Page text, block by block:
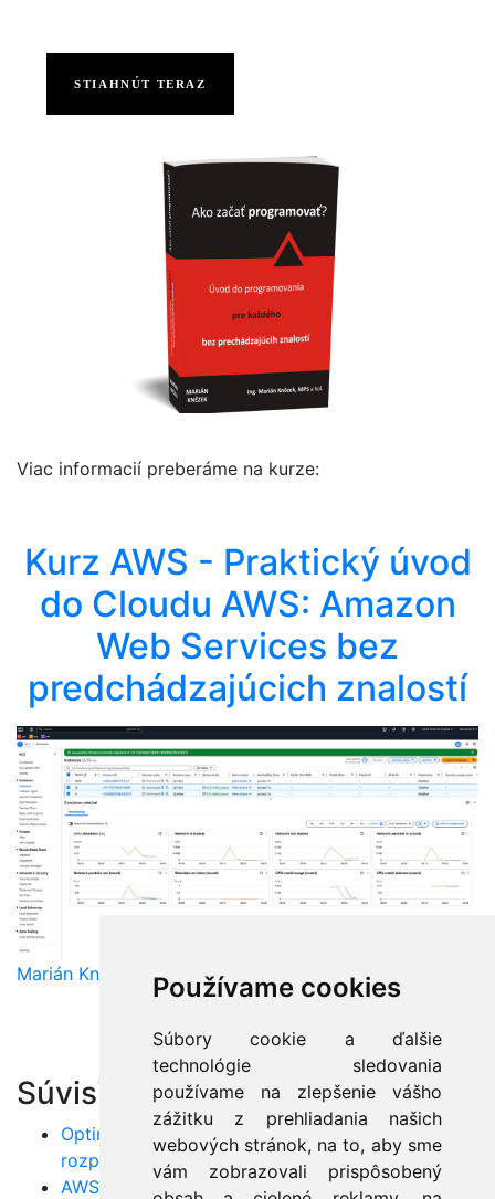
Používame cookies
Súbory cookie a ďalšie
technológie sledovania
používame na zlepšenie vášho
zážitku z prehliadania našich
webových stránok, na to, aby sme
vám zobrazovali prispôsobený
STIAHNÚT TERAZ
Viac informacií preberáme na kurze:
Kurz AWS - Praktický úvod
do Cloudu AWS: Amazon
Web Services bez
predchádzajúcich znalostí
Marián Knězek
Súvisiace články:
Optimalizácia nákladov v AWS: Efektívne
rozpočtovanie
AWS Load Balancer: Získajte maximálny výkon